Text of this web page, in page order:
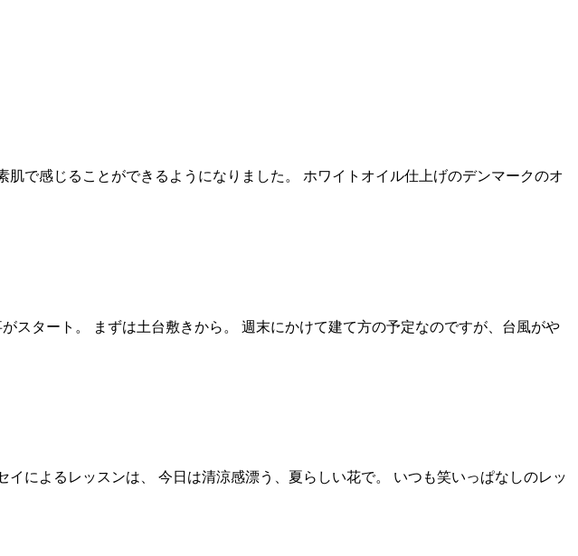
で感じることができるようになりました。 ホワイトオイル仕上げのデンマークのオ
スタート。 まずは土台敷きから。 週末にかけて建て方の予定なのですが、台風がや
によるレッスンは、 今日は清涼感漂う、夏らしい花で。 いつも笑いっぱなしのレッ